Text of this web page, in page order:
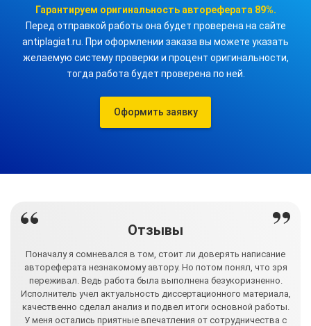
Гарантируем оригинальность автореферата 89%.
Перед отправкой работы она будет проверена на сайте
antiplagiat.ru. При оформлении заказа вы можете указать
желаемую систему проверки и процент оригинальности,
тогда работа будет проверена по ней.
Оформить заявку
Отзывы
Поначалу я сомневался в том, стоит ли доверять написание
автореферата незнакомому автору. Но потом понял, что зря
переживал. Ведь работа была выполнена безукоризненно.
Исполнитель учел актуальность диссертационного материала,
качественно сделал анализ и подвел итоги основной работы.
У меня остались приятные впечатления от сотрудничества с